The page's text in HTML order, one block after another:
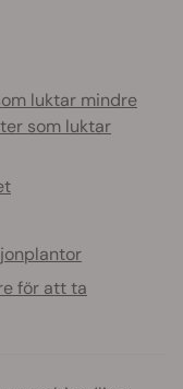
luktar mindre
som luktar
för att ta